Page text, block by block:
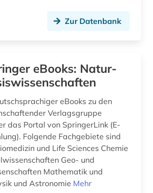
zitatensammlung (1)
zitationsdatenbank (1)
zitierindex (2)
(1)
ökologie (4)
Zur Datenbank
eBooks: Natur-
eBooks zu den
Verlagsgruppe
das Portal von SpringerLink (E-
Folgende Fachgebiete sind
Geo- und
Mathematik und
und Astronomie Mehr